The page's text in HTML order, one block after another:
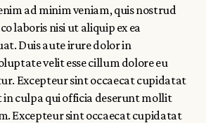
ad minim veniam, quis nostrud
laboris nisi ut aliquip ex ea
Duis aute irure dolor in
velit esse cillum dolore eu
Excepteur sint occaecat cupidatat
culpa qui officia deserunt mollit
Excepteur sint occaecat cupidatat